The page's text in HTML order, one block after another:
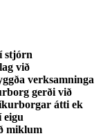
stjórn
við
verksamninga
gerði við
átti ek
miklum